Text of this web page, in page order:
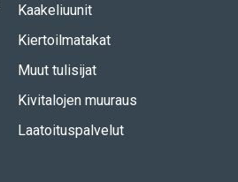
Kaakeliuunit
Kiertoilmatakat
Muut tulisijat
Kivitalojen muuraus
Laatoituspalvelut